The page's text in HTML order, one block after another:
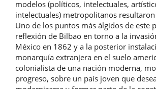
modelos (políticos, intelectuales,
intelectuales) metropolitanos
Uno de los puntos más álgidos de este
reflexión de Bilbao en torno a la
México en 1862 y a la posterior
monarquía extranjera en el suelo
colonialista de una nación moderna,
progreso, sobre un país joven que